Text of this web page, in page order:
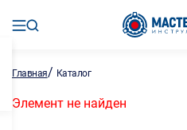
Главная/ Каталог
Элемент не найден